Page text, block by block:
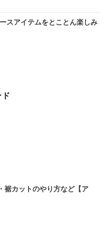
スアイテムをとことん楽しみ
裾カットのやり方など【ア